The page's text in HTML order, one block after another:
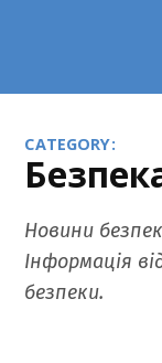
CATEGORY:
Новини
Інформація
безпеки.